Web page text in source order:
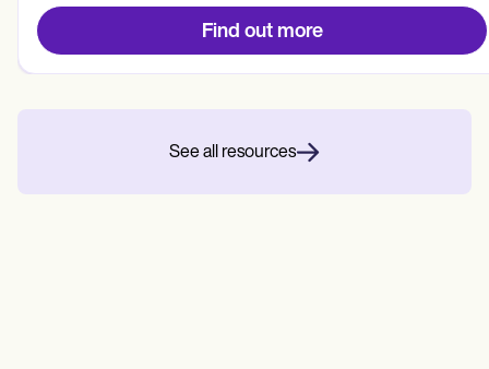
Find out more
See all resources